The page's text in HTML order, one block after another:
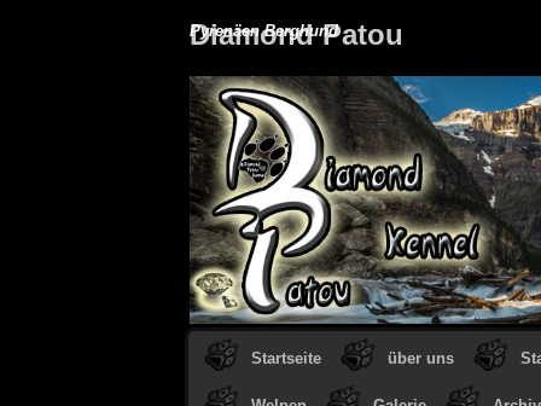
Diamond Patou
Pyrenäen Berghund
Startseite über uns